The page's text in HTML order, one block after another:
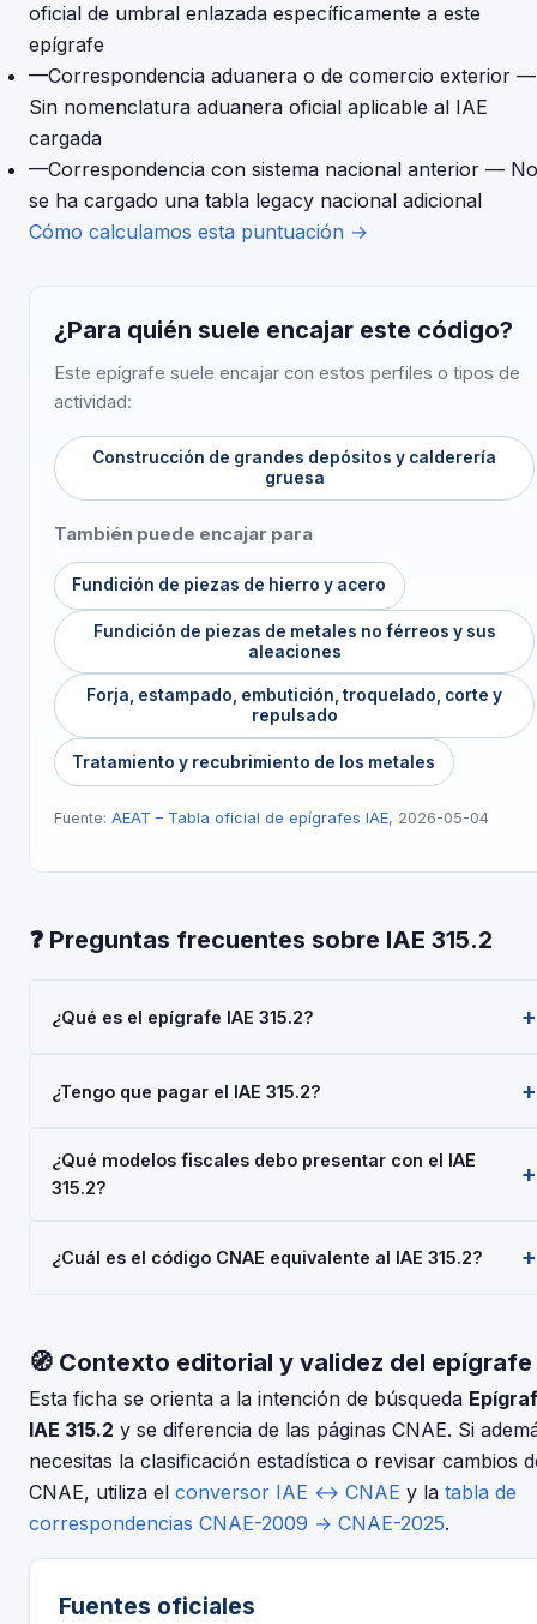
oficial de umbral enlazada específicamente a este
epígrafe
—Correspondencia aduanera o de comercio exterior —
Sin nomenclatura aduanera oficial aplicable al IAE
cargada
—Correspondencia con sistema nacional anterior — No
se ha cargado una tabla legacy nacional adicional
Cómo calculamos esta puntuación →
¿Para quién suele encajar este código?
Este epígrafe suele encajar con estos perfiles o tipos de
actividad:
Construcción de grandes depósitos y calderería
gruesa
También puede encajar para
Fundición de piezas de hierro y acero
Fundición de piezas de metales no férreos y sus
aleaciones
Forja, estampado, embutición, troquelado, corte y
repulsado
Tratamiento y recubrimiento de los metales
Fuente: AEAT – Tabla oficial de epígrafes IAE, 2026-05-04
❓ Preguntas frecuentes sobre IAE 315.2
¿Qué es el epígrafe IAE 315.2?
pertenece a la Actividades Empresariales del Impuesto
Toda empresa o autónomo que realice esta actividad debe
darse de alta mediante el Modelo 036 o 037.
¿Tengo que pagar el IAE 315.2?
pago del IAE. Las sociedades con cifra de negocios inferior
a 1.000.000 €/año también están exentas. No obstante, el
económica.
¿Qué modelos fiscales debo presentar con el IAE
315.2?
Modelo 036/037 (alta), Modelo 303 (IVA trimestral), Modelo
¿Cuál es el código CNAE equivalente al IAE 315.2?
el código CNAE-2025 que corresponde al epígrafe 315.2 —
Grandes Depositos Metalicos.
🧭 Contexto editorial y validez del epígrafe
Esta ficha se orienta a la intención de búsqueda
IAE 315.2 y se diferencia de las páginas CNAE. Si
necesitas la clasificación estadística o revisar cambios
CNAE, utiliza el conversor IAE ↔ CNAE y la tabla de
correspondencias CNAE-2009 → CNAE-2025.
Fuentes oficiales